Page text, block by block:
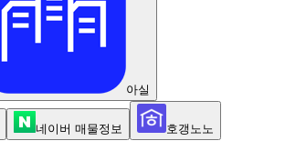
아실
네이버 매물정보
호갱노노